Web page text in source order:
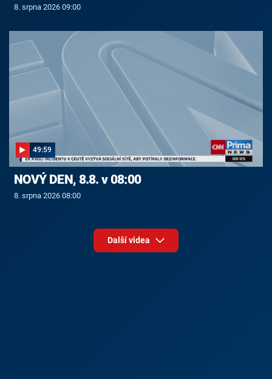
8. srpna 2026 09:00
49:59
NOVÝ DEN, 8.8. v 08:00
8. srpna 2026 08:00
Další videa